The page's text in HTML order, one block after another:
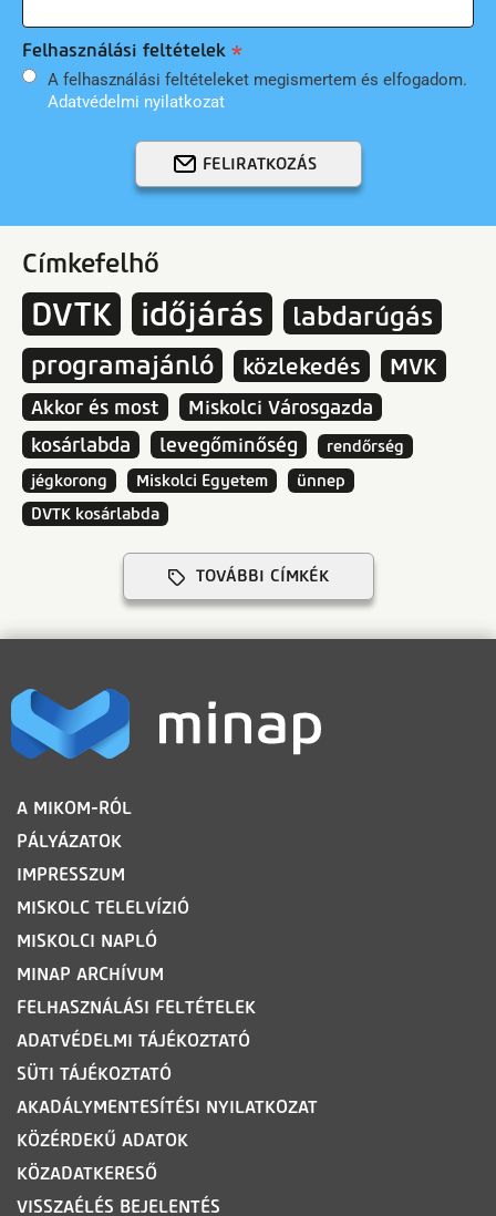
Felhasználási feltételek
A felhasználási feltételeket megismertem és elfogadom.
Adatvédelmi nyilatkozat
FELIRATKOZÁS
Címkefelhő
DVTK időjárás
labdarúgás
programajánló
közlekedés MVK
Akkor és most
Miskolci Városgazda
kosárlabda
levegőminőség
rendőrség
jégkorong
Miskolci Egyetem
ünnep
DVTK kosárlabda
TOVÁBBI CÍMKÉK
LÁBLÉC
A MIKOM-RÓL
PÁLYÁZATOK
IMPRESSZUM
MISKOLC TELELVÍZIÓ
MISKOLCI NAPLÓ
MINAP ARCHÍVUM
FELHASZNÁLÁSI FELTÉTELEK
ADATVÉDELMI TÁJÉKOZTATÓ
SÜTI TÁJÉKOZTATÓ
AKADÁLYMENTESÍTÉSI NYILATKOZAT
KÖZÉRDEKŰ ADATOK
KÖZADATKERESŐ
VISSZAÉLÉS BEJELENTÉS